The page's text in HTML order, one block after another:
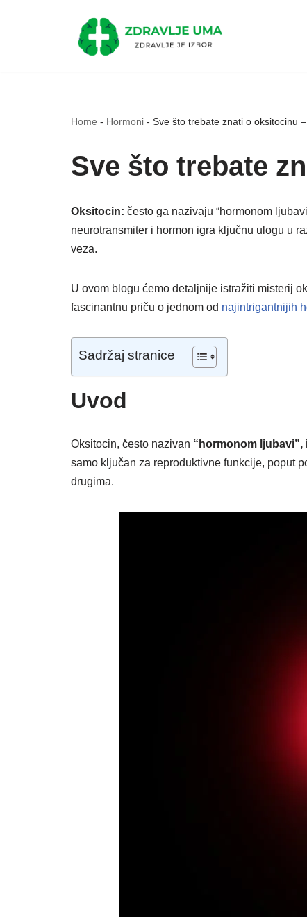
Home - Hormoni - Sve što trebate znati o oksitocinu
Sve što trebate
Oksitocin: često ga nazivaju “hormonom
neurotransmiter i hormon igra ključnu ulogu u
veza.
U ovom blogu ćemo detaljnije istražiti misterij
fascinantnu priču o jednom od najintrigantnijih
Sadržaj stranice
Uvod
Oksitocin, često nazivan “hormonom ljubavi”,
samo ključan za reproduktivne funkcije, poput
drugima.